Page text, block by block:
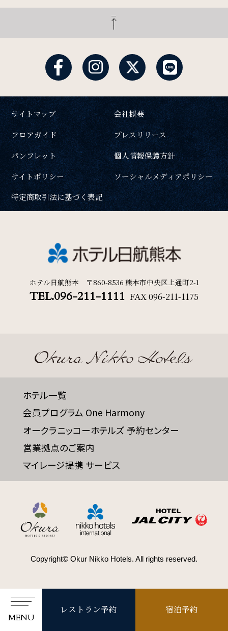
MENU
レストラン予約 宿泊予約
サイトマップ
会社概要
フロアガイド
プレスリリース
パンフレット
個人情報保護方針
サイトポリシー
ソーシャルメディアポリシー
特定商取引法に基づく表記
ホテル日航熊本 〒860-8536 熊本市中央区上通町2-1
TEL.096-211-1111 FAX096-211-1175
ホテル一覧
会員プログラム One Harmony
オークラニッコーホテルズ 予約センター
営業拠点のご案内
マイレージ提携 サービス
Copyright© Okur Nikko Hotels. All rights reserved.